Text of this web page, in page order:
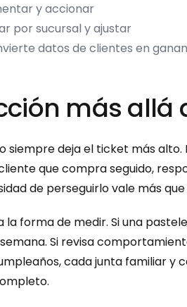
y accionar
por sucursal y ajustar
datos de clientes en
más allá
siempre deja el ticket más
que compra seguido,
de perseguirlo vale más
la forma de medir. Si una
Si revisa
cada junta familiar y